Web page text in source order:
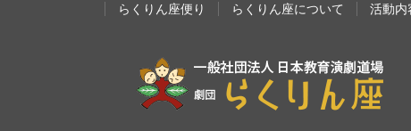
らくりん座便り らくりん座について 活動内